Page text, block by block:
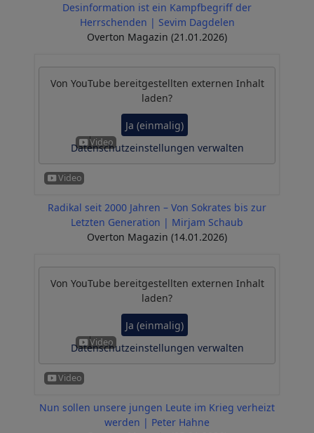
Desinformation ist ein Kampfbegriff der
Herrschenden | Sevim Dagdelen
Overton Magazin (21.01.2026)
Von YouTube bereitgestellten externen Inhalt
laden?
Ja (einmalig)
Datenschutzeinstellungen verwalten
Radikal seit 2000 Jahren – Von Sokrates bis zur
Letzten Generation | Mirjam Schaub
Overton Magazin (14.01.2026)
Von YouTube bereitgestellten externen Inhalt
laden?
Ja (einmalig)
Datenschutzeinstellungen verwalten
Nun sollen unsere jungen Leute im Krieg verheizt
werden | Peter Hahne